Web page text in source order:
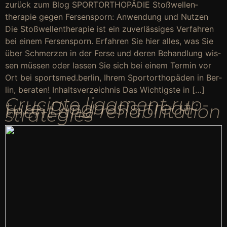
zurück zum Blog SPORT­OR­THO­PÄ­DIE Stoßwellen­
therapie gegen Fer­sen­sporn: Anwen­dung und Nut­zen
Die Stoßwellen­therapie ist ein zuver­läs­si­ges Ver­fah­ren
bei einem Fer­sen­sporn. Erfah­ren Sie hier alles, was Sie
über Schmer­zen in der Fer­se und deren Behand­lung wis­
sen müs­sen oder las­sen Sie sich bei einem Ter­min vor
Ort bei sportsmed.berlin, Ihrem Sport­or­tho­pä­den in Ber­
lin, bera­ten! Inhalts­ver­zeich­nis Das Wich­tigs­te in […]
Cru­cia­te liga­ment rup­
tu­re: Dia­gno­sis, tre­at­
ment and reha­bi­li­ta­ti­on
stra­te­gies